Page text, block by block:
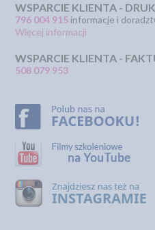
WSPARCIE KLIENTA -
796 004 915 informacje i
Więcej informacji
WSPARCIE KLIENTA -
508 079 953